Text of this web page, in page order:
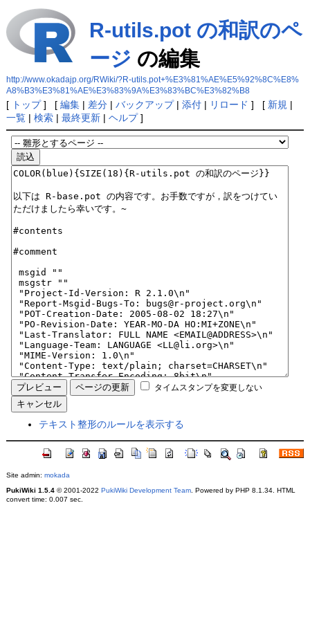
R-utils.pot の和訳のペ
ージ の編集
http://www.okadajp.org/RWiki/?R-utils.pot+%E3%81%AE%E5%92%8C%E8%
A8%B3%E3%81%AE%E3%83%9A%E3%83%BC%E3%82%B8
[ トップ] [ 編集| 差分| バックアップ| 添付| リロード ] [ 新規 |
一覧| 検索| 最終更新| ヘルプ]
タイムスタンプを変更しない
テキスト整形のルールを表示する
Site admin: mokada
PukiWiki 1.5.4© 2001-2022 PukiWiki Development Team. Powered by PHP 8.1.34. HTML
convert time: 0.007 sec.